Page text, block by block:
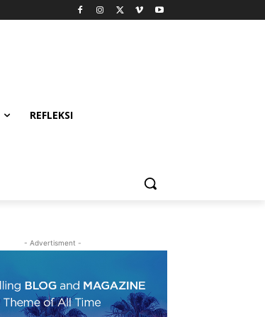
REFLEKSI
- Advertisment -